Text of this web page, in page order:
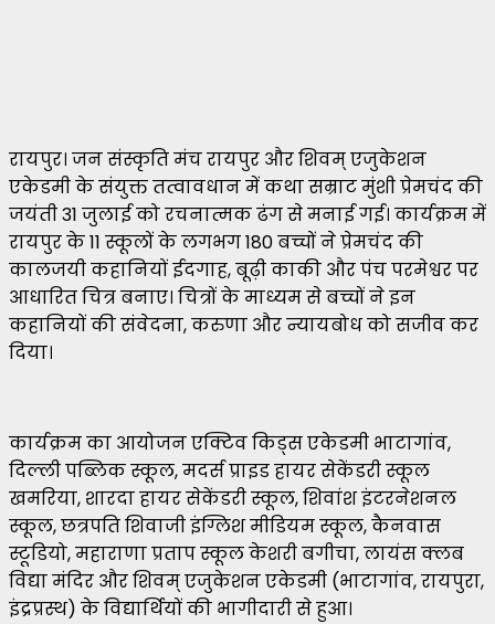
रायपुर। जन संस्कृति मंच रायपुर और शिवम् एजुकेशन
एकेडमी के संयुक्त तत्वावधान में कथा सम्राट मुंशी प्रेमचंद की
जयंती 31 जुलाई को रचनात्मक ढंग से मनाई गई। कार्यक्रम में
रायपुर के 11 स्कूलों के लगभग 180 बच्चों ने प्रेमचंद की
कालजयी कहानियों ईदगाह, बूढ़ी काकी और पंच परमेश्वर पर
आधारित चित्र बनाए। चित्रों के माध्यम से बच्चों ने इन
कहानियों की संवेदना, करुणा और न्यायबोध को सजीव कर
दिया।
कार्यक्रम का आयोजन एक्टिव किड्स एकेडमी भाटागांव,
दिल्ली पब्लिक स्कूल, मदर्स प्राइड हायर सेकेंडरी स्कूल
खमरिया, शारदा हायर सेकेंडरी स्कूल, शिवांश इंटरनेशनल
स्कूल, छत्रपति शिवाजी इंग्लिश मीडियम स्कूल, कैनवास
स्टूडियो, महाराणा प्रताप स्कूल केशरी बगीचा, लायंस क्लब
विद्या मंदिर और शिवम् एजुकेशन एकेडमी (भाटागांव, रायपुरा,
इंद्रप्रस्थ) के विद्यार्थियों की भागीदारी से हुआ।